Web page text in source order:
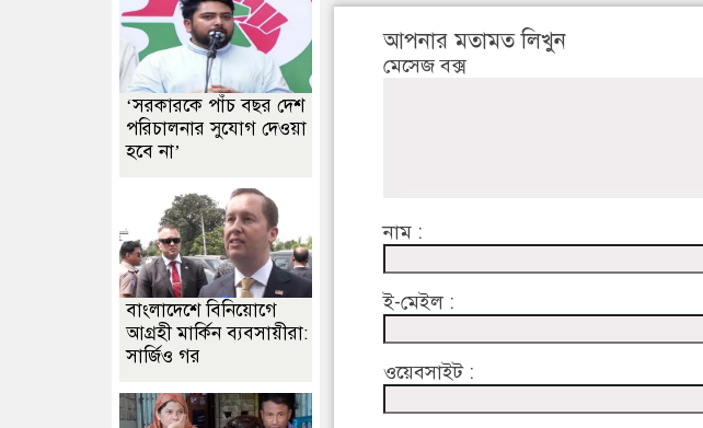
আপনার মতামত লিখুন
মেসেজ বক্স
নাম :
ই-মেইল :
ওয়েবসাইট :
‘সরকারকে পাঁচ বছর দেশ
পরিচালনার সুযোগ দেওয়া
হবে না’
বাংলাদেশে বিনিয়োগে
আগ্রহী মার্কিন ব্যবসায়ীরা:
সার্জিও গর